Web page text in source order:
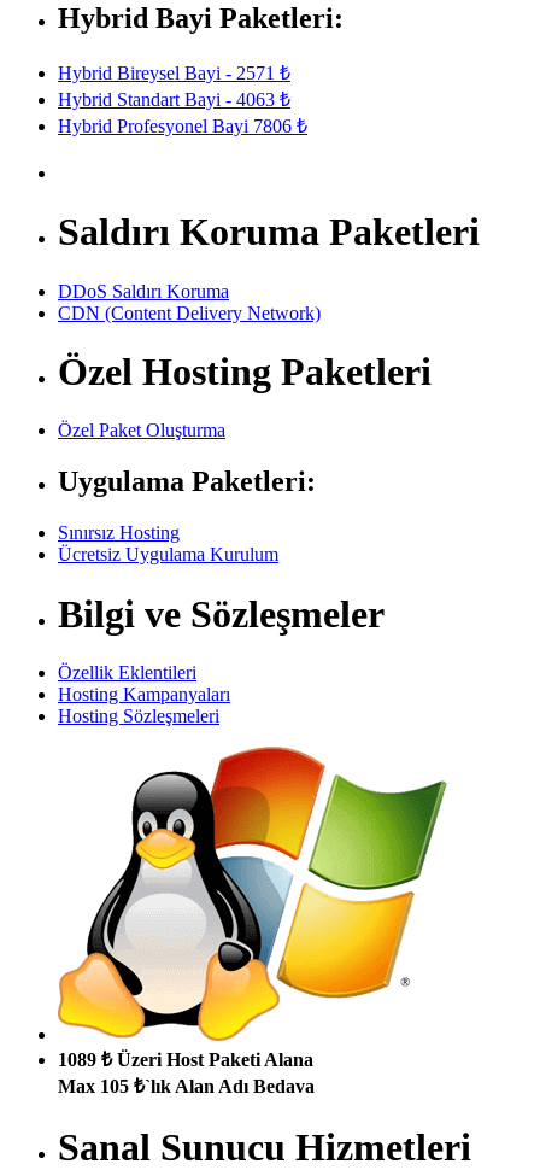
Hybrid Bayi Paketleri:
Hybrid Bireysel Bayi - 2571 ₺
Hybrid Standart Bayi - 4063 ₺
Hybrid Profesyonel Bayi 7806 ₺
Saldırı Koruma Paketleri
DDoS Saldırı Koruma
CDN (Content Delivery Network)
Özel Hosting Paketleri
Özel Paket Oluşturma
Uygulama Paketleri:
Sınırsız Hosting
Ücretsiz Uygulama Kurulum
Bilgi ve Sözleşmeler
Özellik Eklentileri
Hosting Kampanyaları
Hosting Sözleşmeleri
1089 ₺ Üzeri Host Paketi Alana
Max 105 ₺`lık Alan Adı Bedava
Sanal Sunucu Hizmetleri